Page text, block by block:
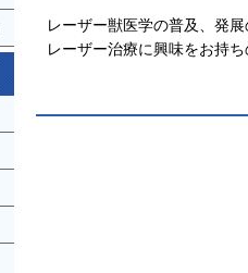
レーザー獣医学の普及、発
レーザー治療に興味をお持